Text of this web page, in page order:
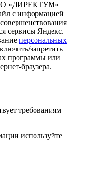
«ДИРЕКТУМ»
с информацией
сервисы Яндекс.
персональных
запретить
программы или
браузера.
требованиям
используйте